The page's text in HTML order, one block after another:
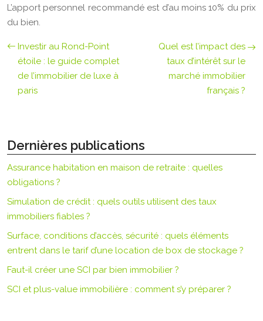
L’apport personnel recommandé est d’au moins 10% du prix
du bien.
Investir au Rond-Point
étoile : le guide complet
de l’immobilier de luxe à
paris
Quel est l’impact des
taux d’intérêt sur le
marché immobilier
français ?
Dernières publications
Assurance habitation en maison de retraite : quelles
obligations ?
Simulation de crédit : quels outils utilisent des taux
immobiliers fiables ?
Surface, conditions d’accès, sécurité : quels éléments
entrent dans le tarif d’une location de box de stockage ?
Faut-il créer une SCI par bien immobilier ?
SCI et plus-value immobilière : comment s’y préparer ?